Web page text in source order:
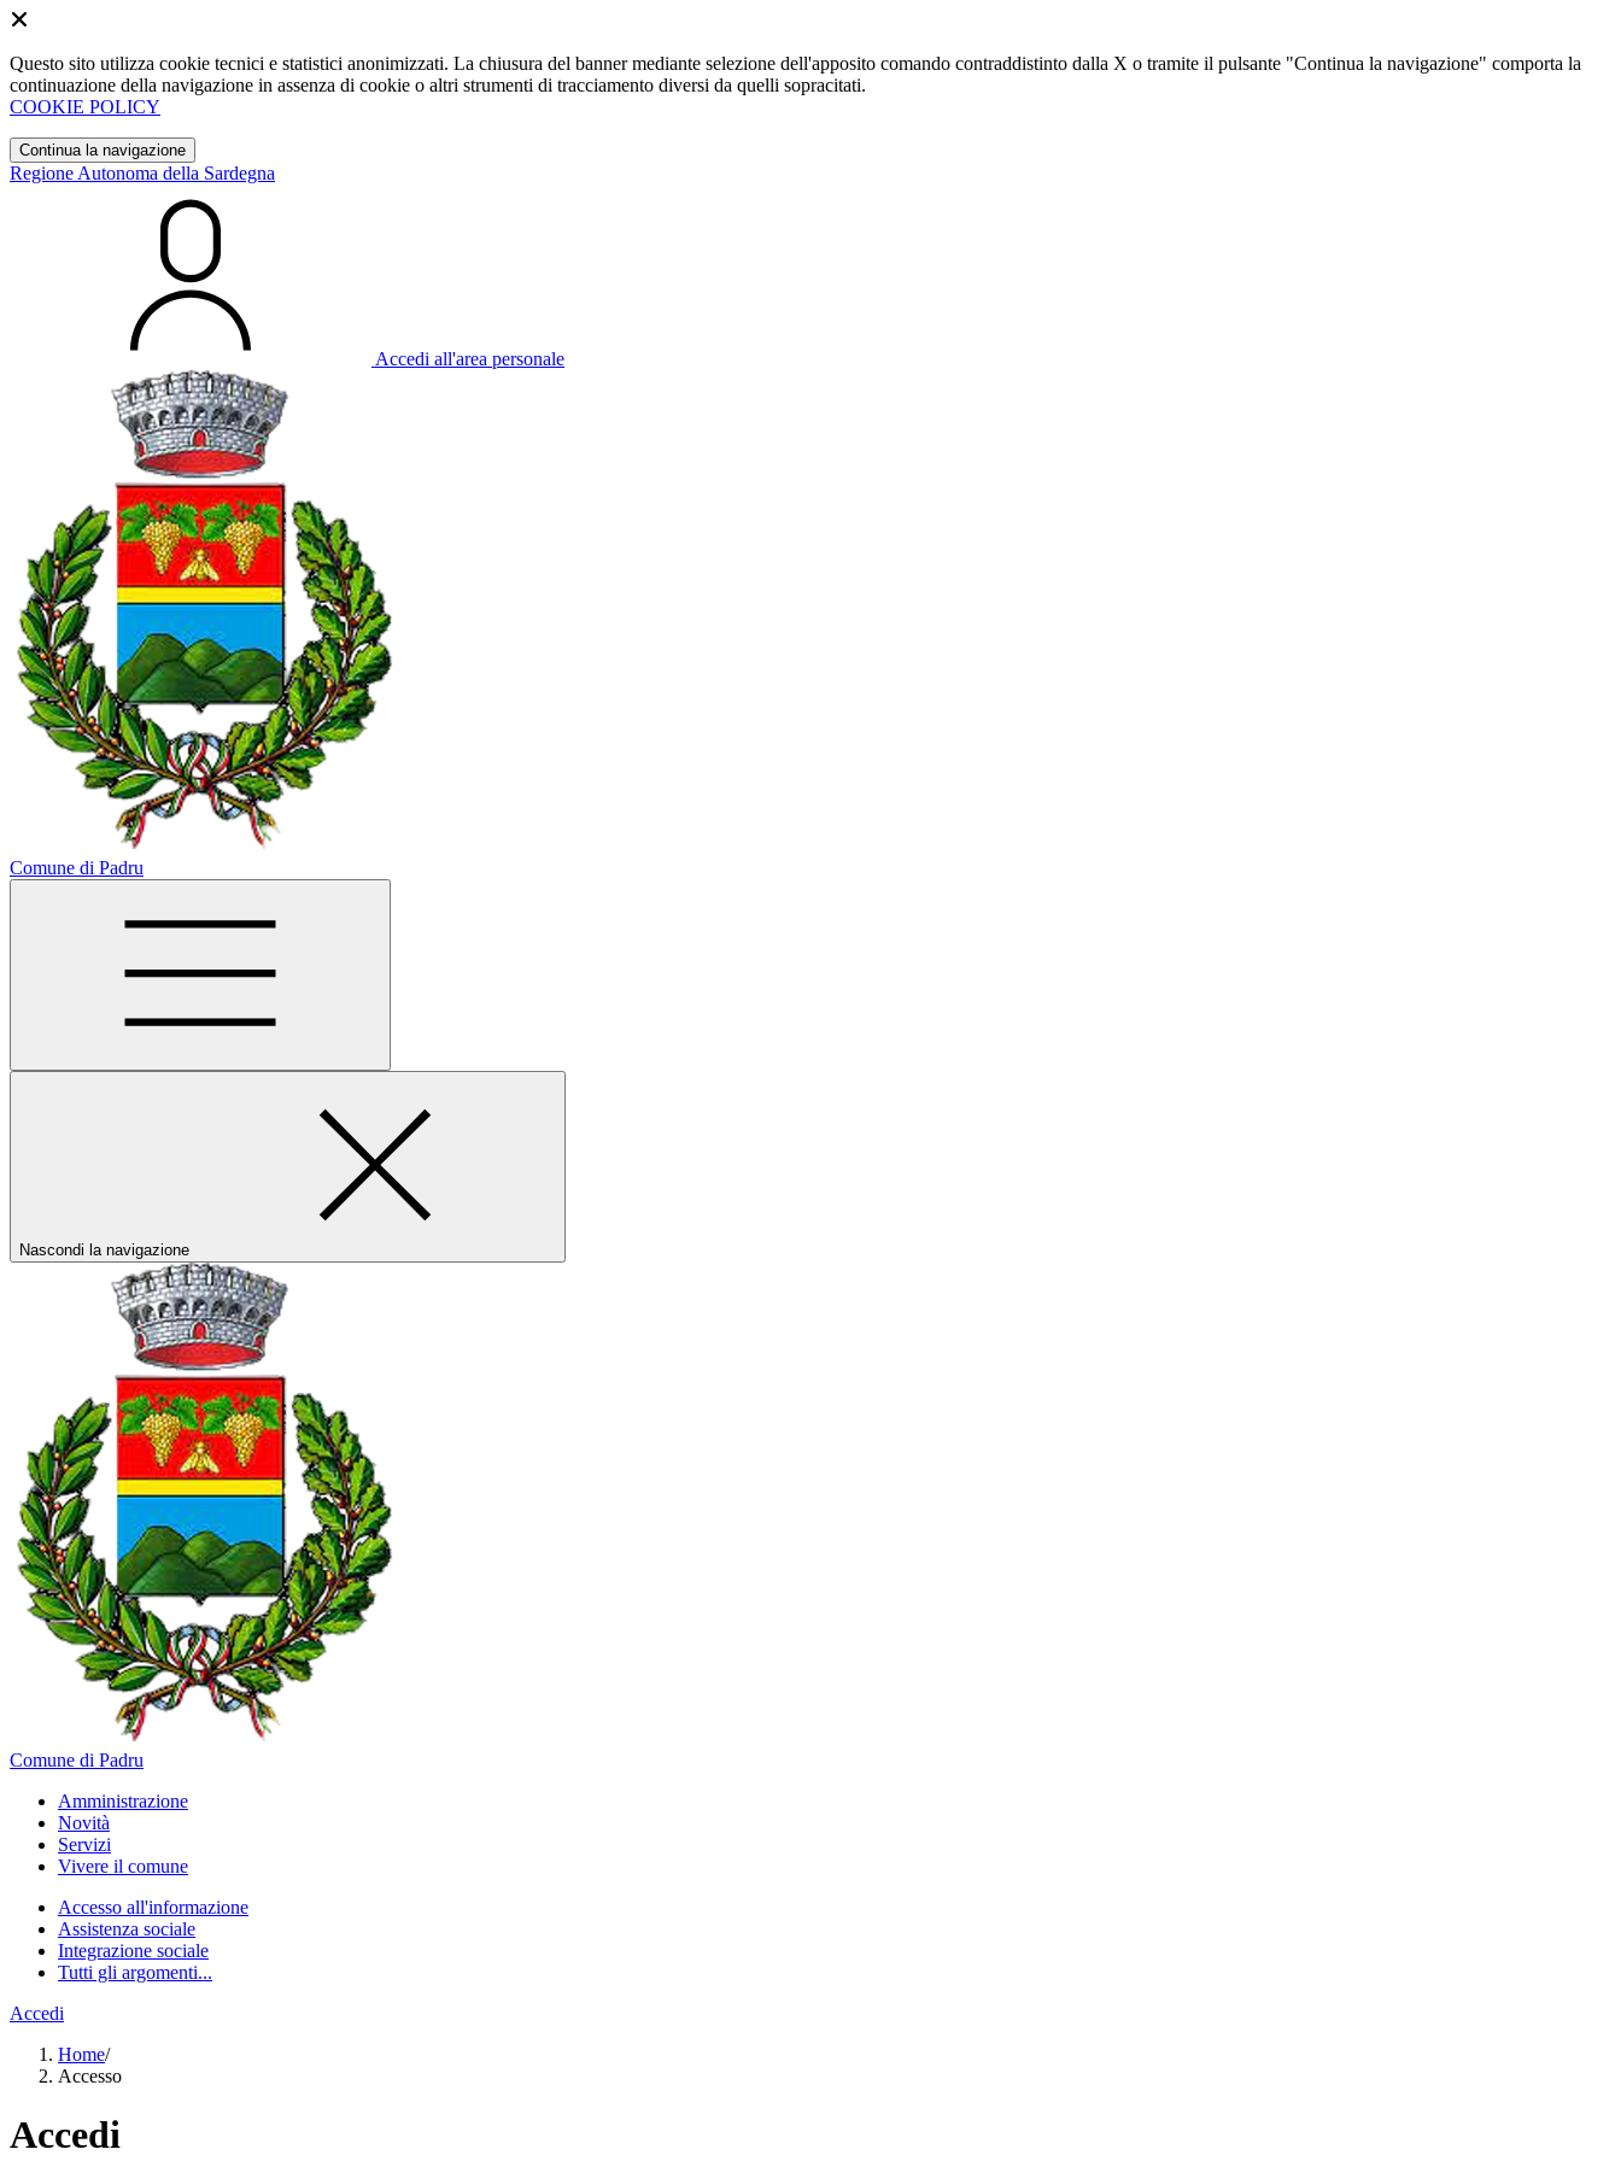
Questo sito utilizza cookie tecnici e statistici anonimizzati. La chiusura del banner mediante selezione dell'apposito comando contraddistinto dalla X o tramite il pulsante "Continua la navigazione" comporta la
continuazione della navigazione in assenza di cookie o altri strumenti di tracciamento diversi da quelli sopracitati.
COOKIE POLICY
Continua la navigazione
Regione Autonoma della Sardegna
Accedi all'area personale
Comune di Padru
Nascondi la navigazione
Comune di Padru
Amministrazione
Novità
Servizi
Vivere il comune
Accesso all'informazione
Assistenza sociale
Integrazione sociale
Tutti gli argomenti...
Accedi
Home/
Accesso
Accedi